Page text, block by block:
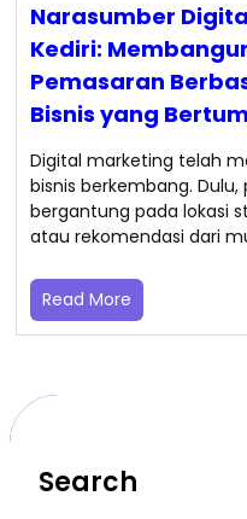
Narasumber
Kediri:
Pemasaran
Bisnis yang
Digital marketing telah
bisnis berkembang.
bergantung pada lokasi
atau rekomendasi dari
Read More
Search